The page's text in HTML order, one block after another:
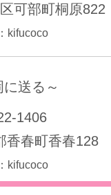
可部町桐原822
kifucoco
に送る～
1406
香春町香春128
kifucoco